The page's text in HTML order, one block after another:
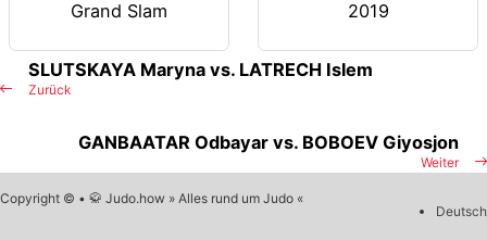
Grand Slam 2019
Zurück
SLUTSKAYA Maryna vs. LATRECH Islem
Weiter
GANBAATAR Odbayar vs. BOBOEV Giyosjon
Copyright © • 🥋 Judo.how » Alles rund um Judo «
Deutsch